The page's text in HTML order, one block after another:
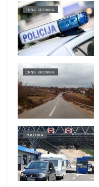
CRNA KRONIKA
CRNA KRONIKA
POLITIKA